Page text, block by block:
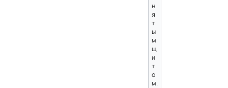
н
я
т
ы
м
щ
и
т
о
м.